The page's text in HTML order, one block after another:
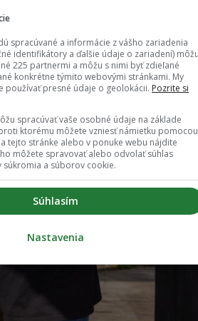
spracúvané a informácie z vášho zariadenia
identifikátory a ďalšie údaje o zariadení) môžu
225 partnermi a môžu s nimi byť zdieľané
konkrétne týmito webovými stránkami. My
používať presné údaje o geolokácii. Pozrite si
spracúvať vaše osobné údaje na základe
ktorému môžete vzniesť námietku pomocou
tejto stránke alebo v ponuke webu nájdite
môžete spravovať alebo odvolať súhlas
súkromia a súborov cookie.
Súhlasím
Nastavenia